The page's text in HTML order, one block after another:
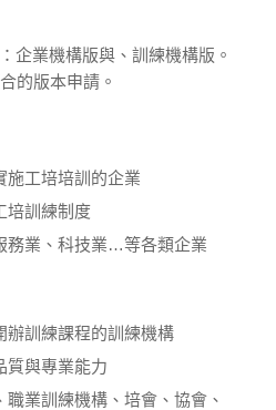
企業機構版與、訓練機構版。
的版本申請。
施工培培訓的企業
培訓練制度
務業、科技業…等各類企業
辦訓練課程的訓練機構
質與專業能力
職業訓練機構、培會、協會、